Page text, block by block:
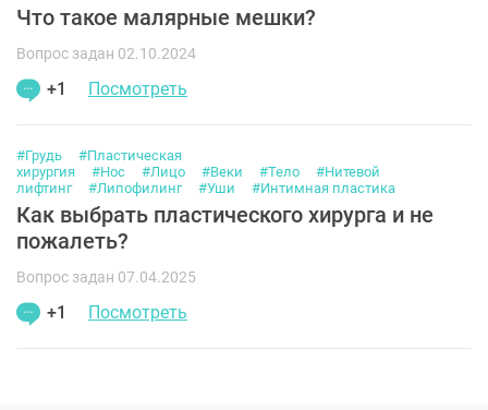
Что такое малярные мешки?
Вопрос задан 02.10.2024
+1 Посмотреть
#Грудь
#Пластическая
хирургия
#Нос #Лицо #Веки #Тело
#Нитевой
лифтинг
#Липофилинг #Уши #Интимная пластика
Как выбрать пластического хирурга и не
пожалеть?
Вопрос задан 07.04.2025
+1 Посмотреть